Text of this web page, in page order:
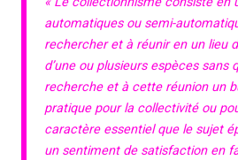
automatiques ou semi-
rechercher et à réunir en un lieu
d’une ou plusieurs espèces sans
recherche et à cette réunion un
pratique pour la collectivité ou
caractère essentiel que le sujet
un sentiment de satisfaction en